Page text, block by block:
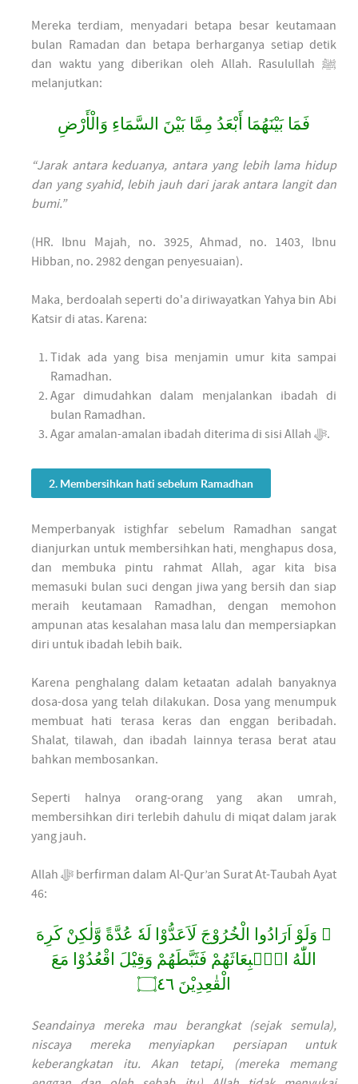
Mereka terdiam, menyadari betapa besar keutamaan
bulan Ramadan dan betapa berharganya setiap detik
dan waktu yang diberikan oleh Allah. Rasulullah ﷺ
melanjutkan:
فَمَا بَيْنَهُمَا أَبْعَدُ مِمَّا بَيْنَ السَّمَاءِ وَالْأَرْضِ
“Jarak antara keduanya, antara yang lebih lama hidup
dan yang syahid, lebih jauh dari jarak antara langit dan
bumi.”
(HR. Ibnu Majah, no. 3925, Ahmad, no. 1403, Ibnu
Hibban, no. 2982 dengan penyesuaian).
Maka, berdoalah seperti do'a diriwayatkan Yahya bin Abi
Katsir di atas. Karena:
Tidak ada yang bisa menjamin umur kita sampai
Ramadhan.
Agar dimudahkan dalam menjalankan ibadah di
bulan Ramadhan.
Agar amalan-amalan ibadah diterima di sisi Allah ﷻ.
2. Membersihkan hati sebelum Ramadhan
Memperbanyak istighfar sebelum Ramadhan sangat
dianjurkan untuk membersihkan hati, menghapus dosa,
dan membuka pintu rahmat Allah, agar kita bisa
memasuki bulan suci dengan jiwa yang bersih dan siap
meraih keutamaan Ramadhan, dengan memohon
ampunan atas kesalahan masa lalu dan mempersiapkan
diri untuk ibadah lebih baik.
Karena penghalang dalam ketaatan adalah banyaknya
dosa-dosa yang telah dilakukan. Dosa yang menumpuk
membuat hati terasa keras dan enggan beribadah.
Shalat, tilawah, dan ibadah lainnya terasa berat atau
bahkan membosankan.
Seperti halnya orang-orang yang akan umrah,
membersihkan diri terlebih dahulu di miqat dalam jarak
yang jauh.
Allah ﷻ berfirman dalam Al-Qur’an Surat At-Taubah Ayat
46:
۞ وَلَوْ اَرَادُوا الْخُرُوْجَ لَاَعَدُّوْا لَهٗ عُدَّةً وَّلٰكِنْ كَرِهَ
اللّٰهُ انْۢبِعَاثَهُمْ فَثَبَّطَهُمْ وَقِيْلَ اقْعُدُوْا مَعَ
الْقٰعِدِيْنَ ۝٤٦
Seandainya mereka mau berangkat (sejak semula),
niscaya mereka menyiapkan persiapan untuk
keberangkatan itu. Akan tetapi, (mereka memang